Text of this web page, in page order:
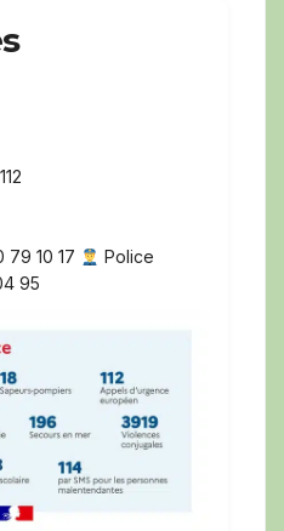
79 10 17
Police
95